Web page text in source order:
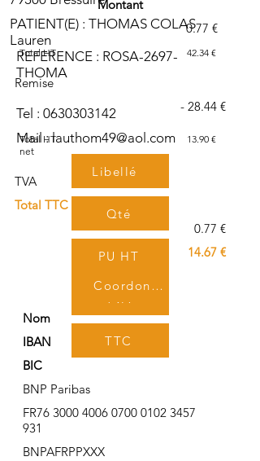
PATIENT(E) : THOMAS COLAS
Lauren
REFERENCE : ROSA-2697-
THOMA
Tel : 0630303142
Mail :lauthom49@aol.com
Libellé
Qté
PU HT
TTC
Montant
0.77 €
Total HT 42.34 €
Remise
- 28.44 €
Total HT
net
13.90 €
TVA
Total TTC
0.77 €
14.67 €
Coordonnées bancaires
Nom
IBAN
BIC
BNP Paribas
FR76 3000 4006 0700 0102 3457
931
BNPAFRPPXXX